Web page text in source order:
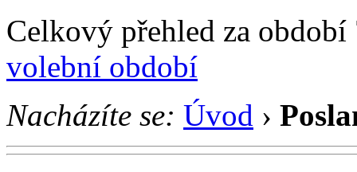
Celkový přehled za
volební období
Nacházíte se: Úvod ›